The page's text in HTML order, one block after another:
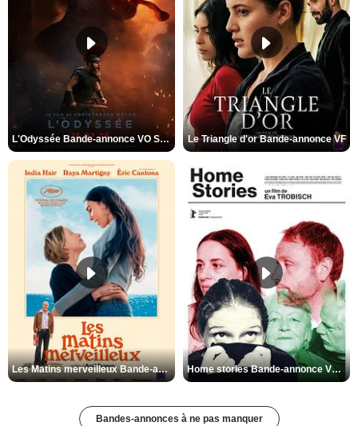
L'Odyssée Bande-annonce VO STFR Le Triangle d'or Bande-annonce VF
Les Matins merveilleux Bande-annonce VF Home stories Bande-annonce VO STFR
Bandes-annonces à ne pas manquer